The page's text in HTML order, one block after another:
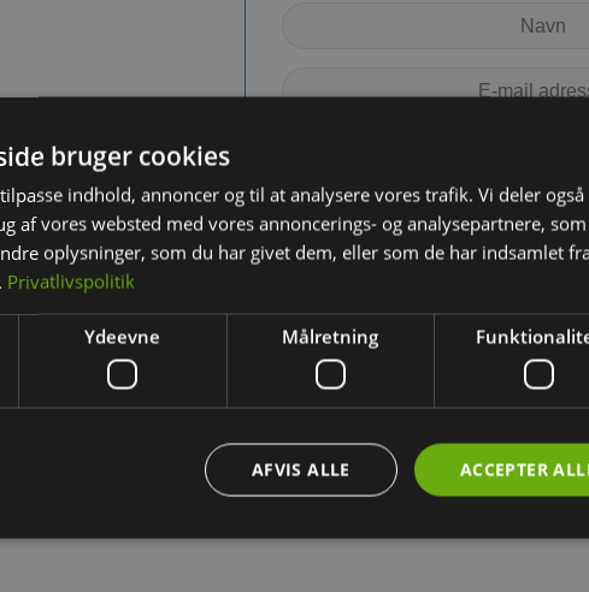
YDERLIGERE INFORMATION
bruges som madskål eller drikkeskål.
bruger cookies
indhold, annoncer og til at analysere vores trafik. Vi deler også
af vores websted med vores annoncerings- og analysepartnere,
oplysninger, som du har givet dem, eller som de har indsamlet
Privatlivspolitik
Ydeevne Målretning
ACCEPTER
AFVIS ALLE